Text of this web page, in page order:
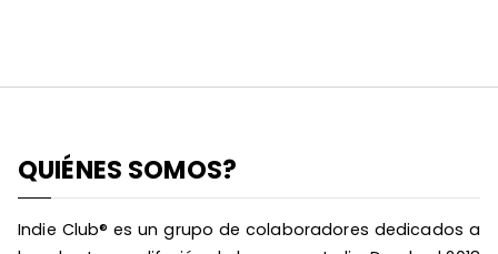
QUIÉNES SOMOS?
Indie Club® es un grupo de colaboradores dedicados a